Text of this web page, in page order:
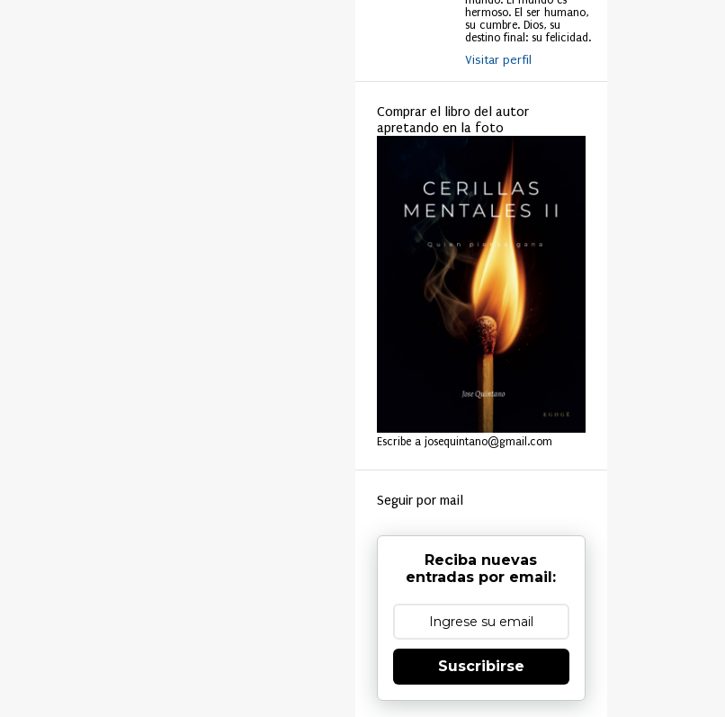
hermoso. El ser humano,
su cumbre. Dios, su
destino final: su felicidad.
Visitar perfil
Comprar el libro del autor
apretando en la foto
Escribe a josequintano@gmail.com
Seguir por mail
Reciba nuevas
entradas por email:
Suscribirse